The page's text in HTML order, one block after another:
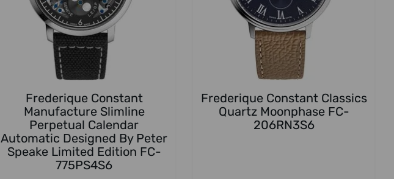
Frederique Constant
Manufacture Slimline
Perpetual Calendar
Automatic Designed By Peter
Speake Limited Edition FC-
775PS4S6
Frederique Constant Classics
Quartz Moonphase FC-
206RN3S6